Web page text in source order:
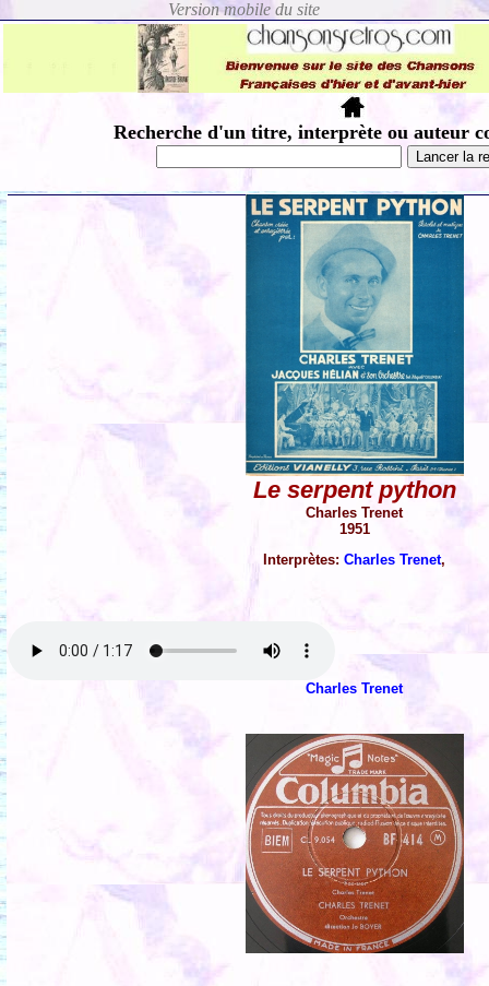
Recherche d'un titre, interprète ou auteur
Le serpent python
Charles Trenet
1951
Interprètes:Charles Trenet,
Charles Trenet